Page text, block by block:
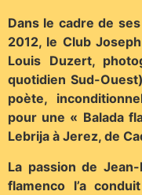
Dans le cadre de
2012, le Club
Louis Duzert,
quotidien Sud-
poète,
pour une « Balada
Lebrija à Jerez, de
La passion de
flamenco l’a